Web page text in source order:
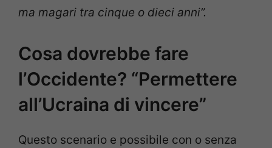
ma magari tra cinque o dieci anni”.
Cosa dovrebbe fare
l’Occidente? “Permettere
all’Ucraina di vincere”
Questo scenario e possibile con o senza